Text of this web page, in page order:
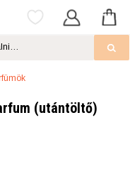
(utántöltő)